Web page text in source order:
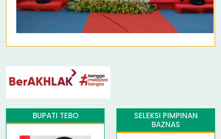
BUPATI TEBO
SELEKSI PIMPINAN
BAZNAS